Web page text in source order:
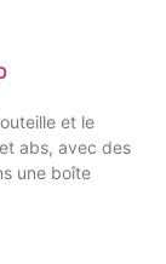
et le
abs, avec des
une boîte